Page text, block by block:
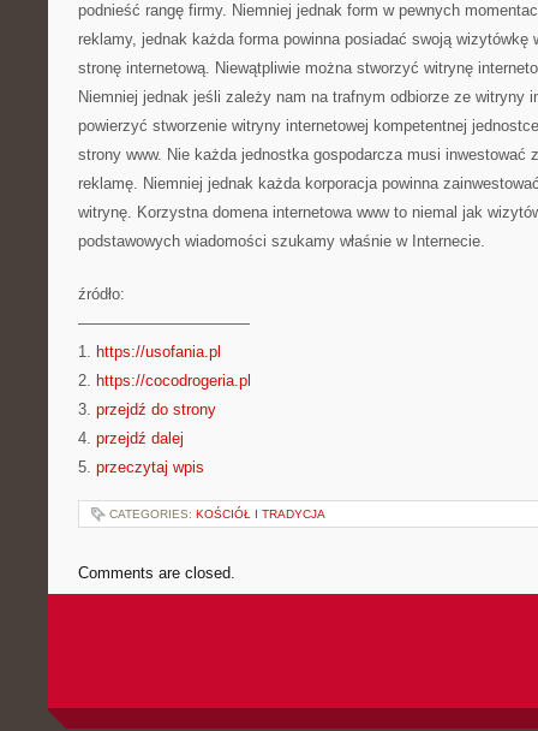
podnieść rangę firmy. Niemniej jednak form w pewnych
reklamy, jednak każda forma powinna posiadać swoją wizytówkę
stronę internetową. Niewątpliwie można stworzyć witrynę
Niemniej jednak jeśli zależy nam na trafnym odbiorze ze witryny
powierzyć stworzenie witryny internetowej kompetentnej
strony www. Nie każda jednostka gospodarcza musi inwestować
reklamę. Niemniej jednak każda korporacja powinna
witrynę. Korzystna domena internetowa www to niemal jak
podstawowych wiadomości szukamy właśnie w Internecie.
źródło:
———————————
1. https://usofania.pl
2. https://cocodrogeria.pl
3. przejdź do strony
4. przejdź dalej
5. przeczytaj wpis
CATEGORIES: KOŚCIÓŁ I TRADYCJA
Comments are closed.